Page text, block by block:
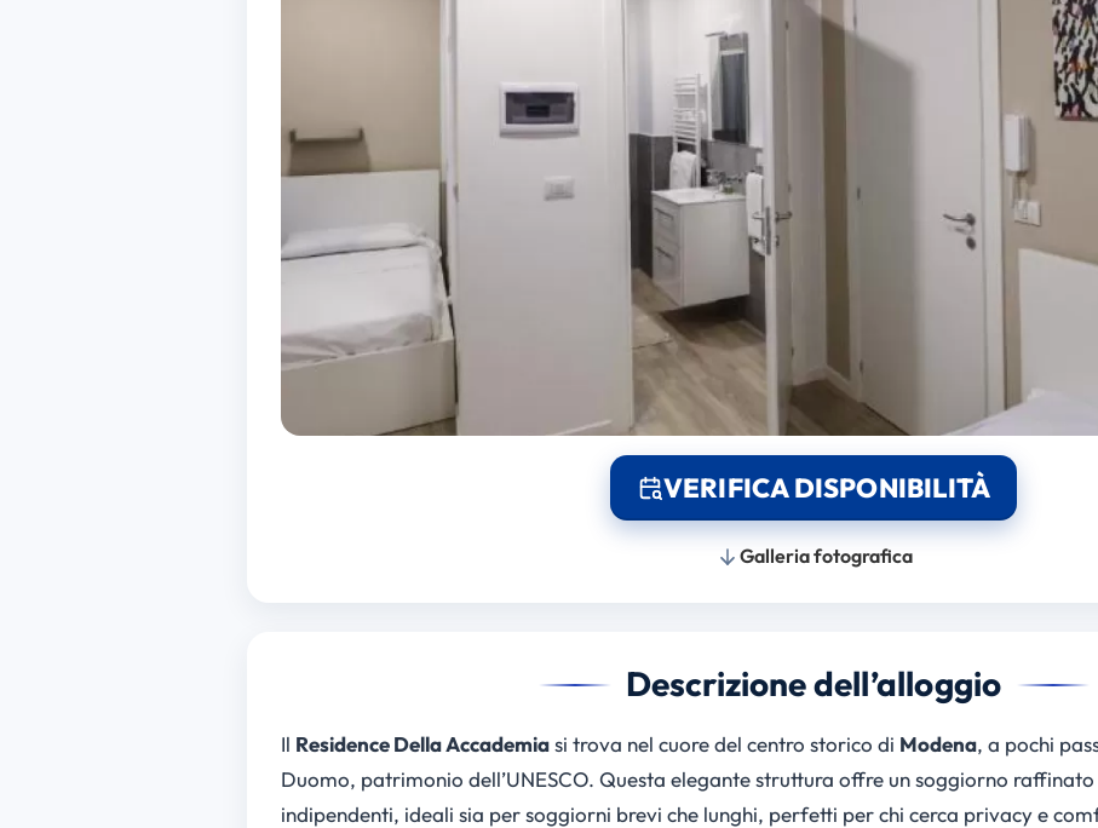
VERIFICA DISPONIBILITÀ
Galleria fotografica
Descrizione dell’alloggio
Il Residence Della Accademiasi trova nel cuore del centro storico di Modena, a pochi
Duomo, patrimonio dell’UNESCO. Questa elegante struttura offre un soggiorno
indipendenti, ideali sia per soggiorni brevi che lunghi, perfetti per chi cerca privacy e